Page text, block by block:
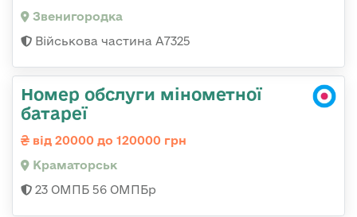
Звенигородка
Військова частина А7325
Номер обслуги мінометної
батареї
від 20000 до 120000 грн
Краматорськ
23 ОМПБ 56 ОМПБр